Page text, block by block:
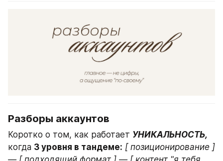
Разборы аккаунтов
Коротко о том, как работает УНИКАЛЬНОСТЬ,
когда 3 уровня в тандеме: [ позиционирование ]